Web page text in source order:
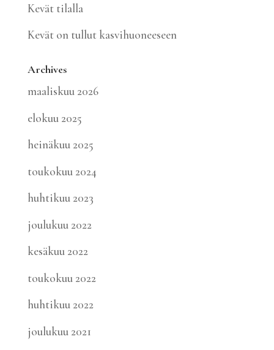
Kevät tilalla
Kevät on tullut kasvihuoneeseen
Archives
maaliskuu 2026
elokuu 2025
heinäkuu 2025
toukokuu 2024
huhtikuu 2023
joulukuu 2022
kesäkuu 2022
toukokuu 2022
huhtikuu 2022
joulukuu 2021